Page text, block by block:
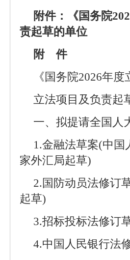
附件：《国务院
责起草的单位
附 件
《国务院2026年
立法项目及负责起
一、拟提请全国人
1.金融法草案(中
家外汇局起草)
2.国防动员法修订
起草)
3.招标投标法修订
4.中国人民银行法